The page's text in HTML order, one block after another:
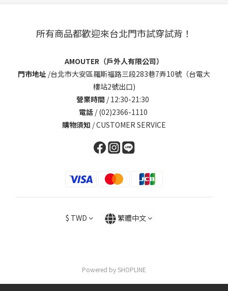
所有商品都歡迎來台北門市試穿試背！
AMOUTER（戶外人有限公司）
門市地址 /台北市大安區羅斯福路三段283巷7弄10號（台電大
樓站2號出口)
營業時間 / 12:30-21:30
電話 / (02)2366-1110
購物須知 /CUSTOMER SERVICE
$ TWD 繁體中文
Powered by SHOPLINE